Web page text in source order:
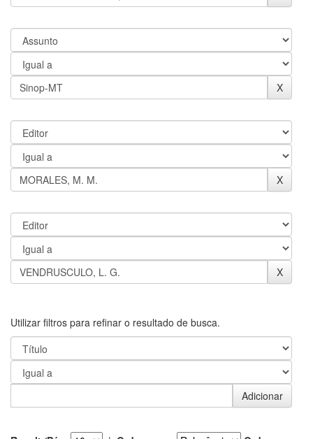
Utilizar filtros para refinar o resultado de busca.